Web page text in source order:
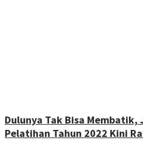
Dulunya Tak Bisa Membatik,
Pelatihan Tahun 2022 Kini